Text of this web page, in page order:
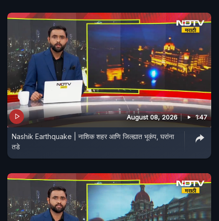
August 08, 2026 1:47
Nashik Earthquake | नाशिक शहर आणि जिल्ह्यात भूकंप, घरांना
तडे